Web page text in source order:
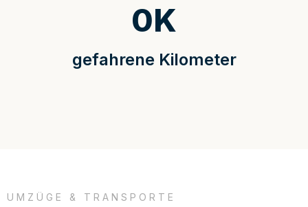
gefahrene Kilometer
0K
UMZÜGE & TRANSPORTE